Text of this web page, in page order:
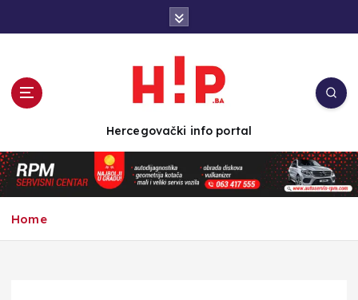
n
t
e
Hercegovački info portal
Home